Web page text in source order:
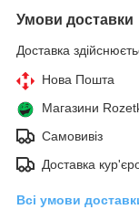
Умови доставки
Доставка
Нова Пошта
Магазини
Самовивіз
Доставка
Всі умови